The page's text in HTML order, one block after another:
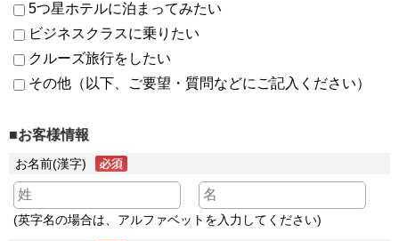
5つ星ホテルに泊まってみたい
ビジネスクラスに乗りたい
クルーズ旅行をしたい
その他（以下、ご要望・質問などにご記入ください）
■お客様情報
お名前(漢字)
(英字名の場合は、アルファベットを入力してください)